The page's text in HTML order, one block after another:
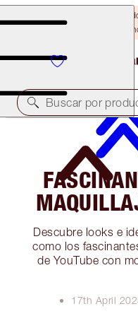
Obtén una brocha
Buscar por
Descubre looks e
como los
de YouTube con
17th April